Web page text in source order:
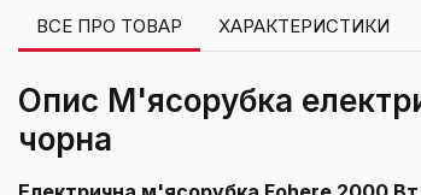
ВСЕ ПРО ТОВАР ХАРАКТЕРИСТИКИ
Опис М'ясорубка
чорна